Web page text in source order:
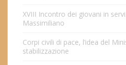
XVIII Incontro dei giovani in
Massimiliano
Corpi civili di pace, l’idea del
stabilizzazione